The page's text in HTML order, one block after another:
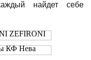
найдет себе